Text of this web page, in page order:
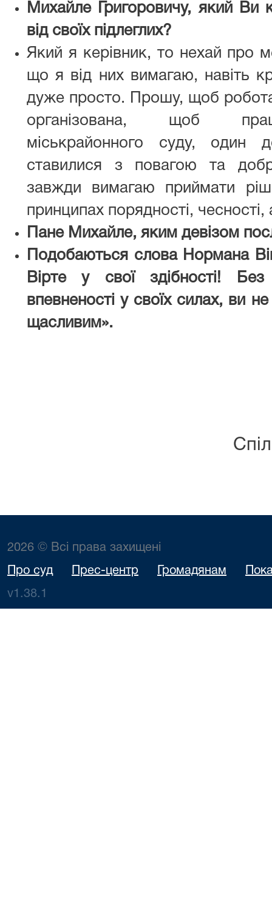
Михайле Григоровичу, який Ви
від своїх підлеглих?
Який я керівник, то нехай про
що я від них вимагаю, навіть
дуже просто. Прошу, щоб
організована, щоб
міськрайонного суду,
ставилися з повагою та
завжди вимагаю приймати
принципах порядності, чесності,
Пане Михайле, яким девізом
Подобаються слова Нормана
Вірте у свої здібності!
впевненості у своїх силах, ви
щасливим».
2026 © Всі права захищені
Про суд Прес-центр Громадянам
v1.38.1